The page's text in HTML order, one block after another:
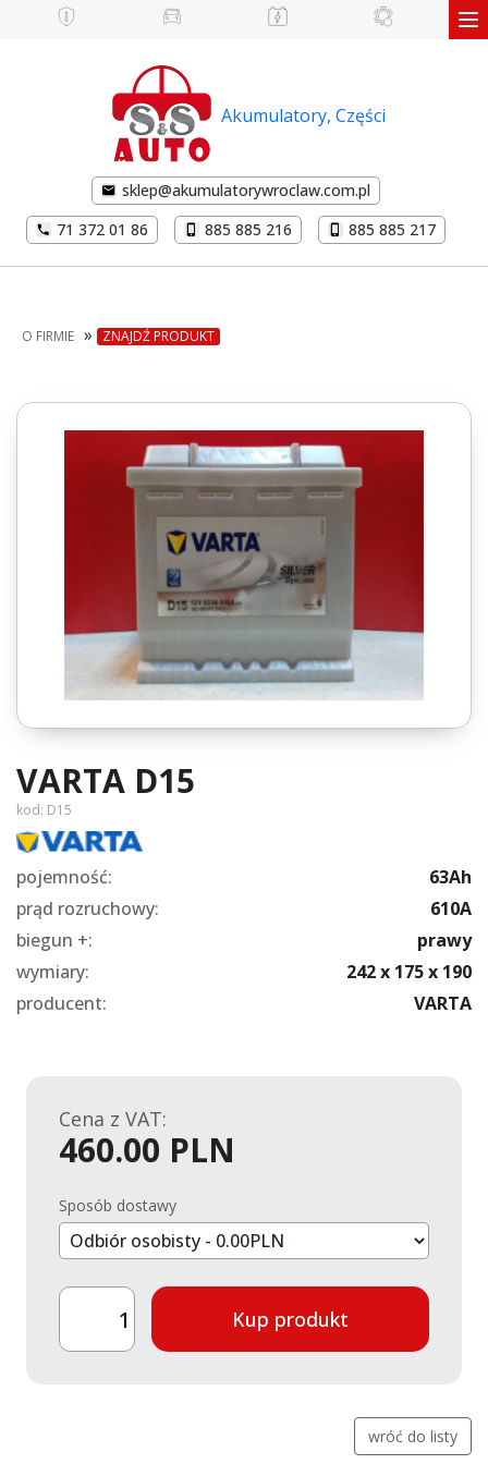
Akumulatory, Części
sklep@akumulatorywroclaw.com.pl
71 372 01 86
885 885 216 885 885 217
O FIRMIE » ZNAJDŹ PRODUKT
VARTA D15
kod: D15
pojemność:
63Ah
prąd rozruchowy:
610A
biegun +:
prawy
wymiary:
242 x 175 x 190
producent:
VARTA
Cena z VAT:
460.00 PLN
Sposób dostawy
Kup produkt
wróć do listy